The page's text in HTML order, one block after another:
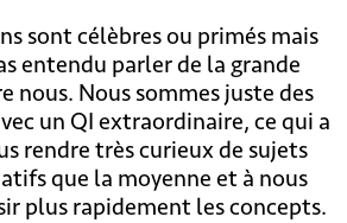
sont célèbres ou primés mais
entendu parler de la grande
nous. Nous sommes juste des
un QI extraordinaire, ce qui a
rendre très curieux de sujets
que la moyenne et à nous
plus rapidement les concepts.